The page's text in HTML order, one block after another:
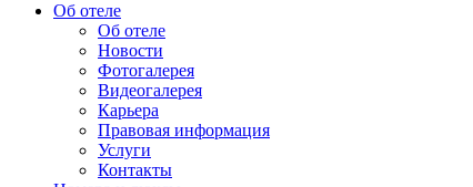
Об отеле
Об отеле
Новости
Фотогалерея
Видеогалерея
Карьера
Правовая информация
Услуги
Контакты